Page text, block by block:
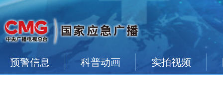
预警信息 科普动画 实拍视频